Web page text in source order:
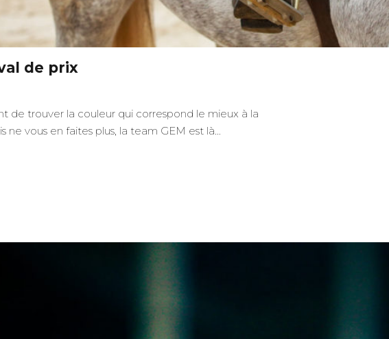
de prix
de trouver la couleur qui correspond le mieux à la
vous en faites plus, la team GEM est là…